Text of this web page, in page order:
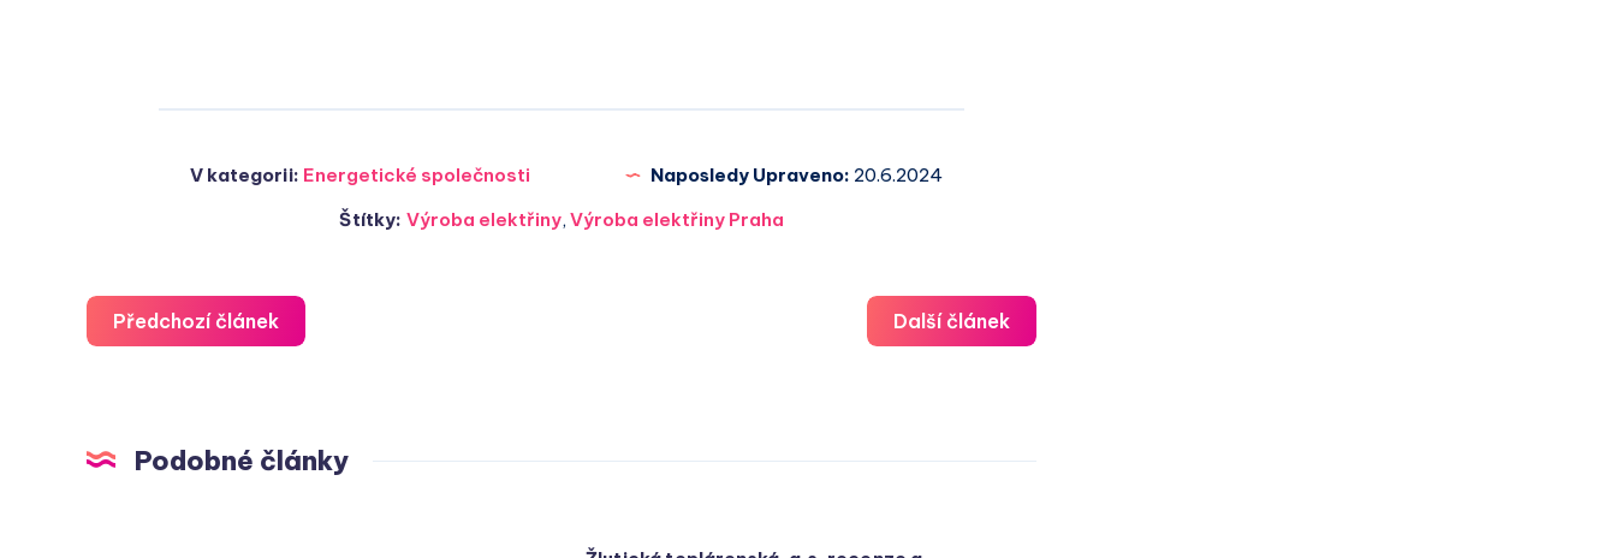
V kategorii: Energetické společnosti Naposledy Upraveno: 20.6.2024
Štítky: Výroba elektřiny, Výroba elektřiny Praha
Předchozí článek Další článek
Podobné články